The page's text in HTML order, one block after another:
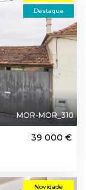
Destaque
MOR-MOR_310
39 000 €
Novidade